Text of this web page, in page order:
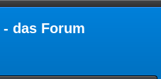
das Forum